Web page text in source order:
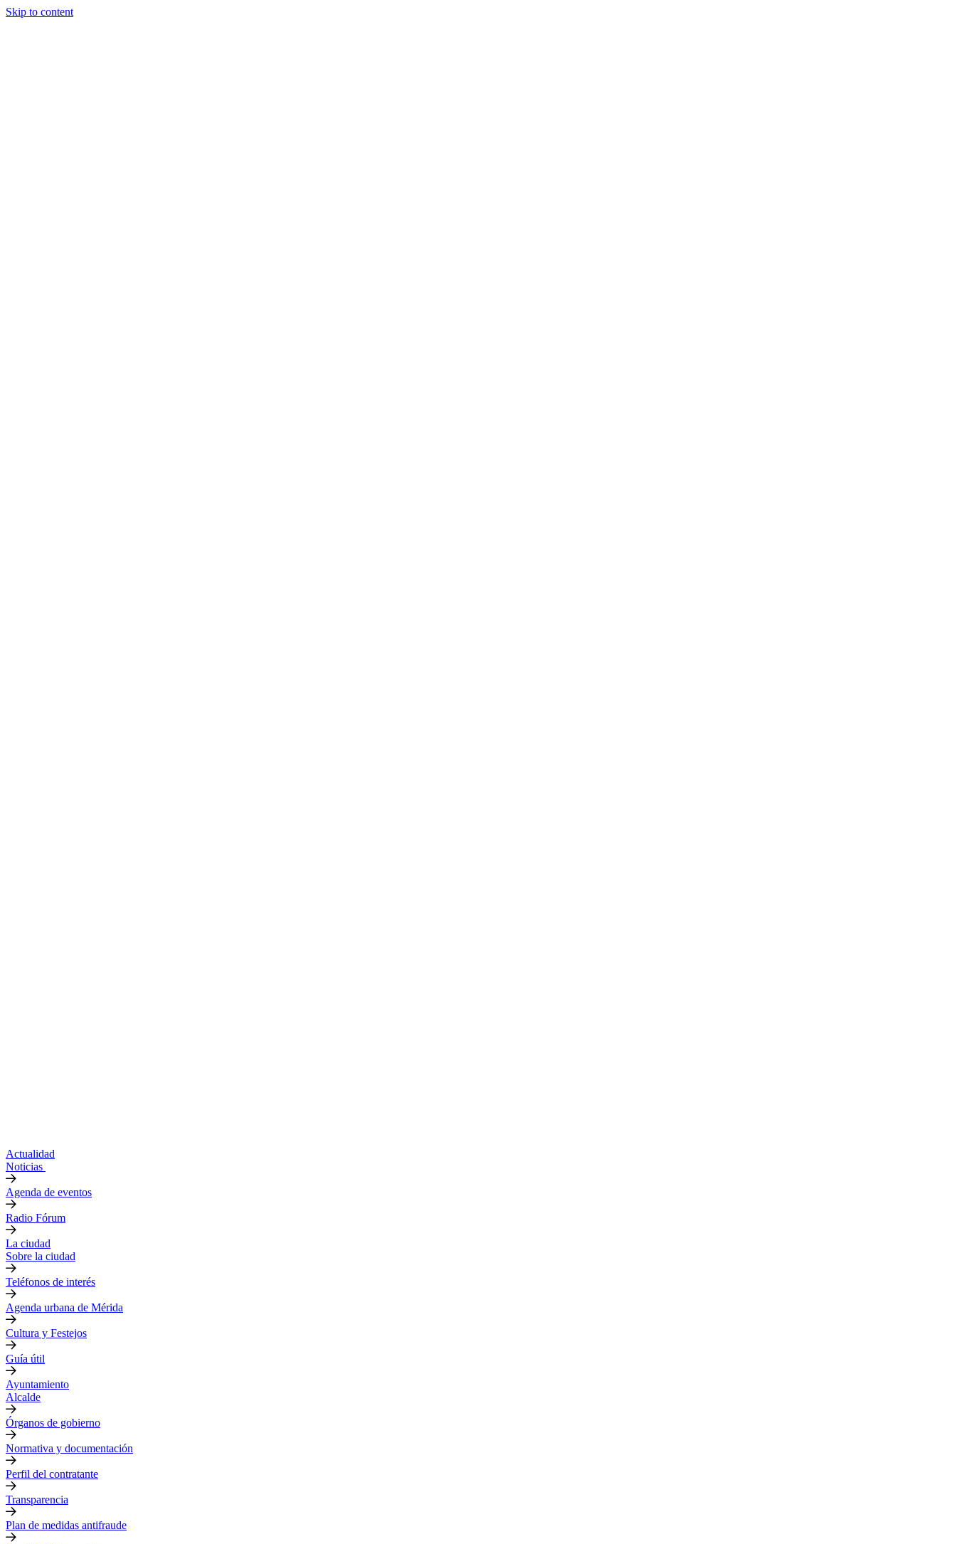
Skip to content
Actualidad
Noticias
Agenda de eventos
Radio Fórum
La ciudad
Sobre la ciudad
Teléfonos de interés
Agenda urbana de Mérida
Cultura y Festejos
Guía útil
Ayuntamiento
Alcalde
Órganos de gobierno
Normativa y documentación
Perfil del contratante
Transparencia
Plan de medidas antifraude